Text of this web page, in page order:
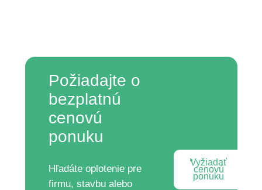
Požiadajte o
bezplatnú
cenovú
ponuku
Hľadáte oplotenie pre
firmu, stavbu alebo
Vyžiadať
cenovú
ponuku